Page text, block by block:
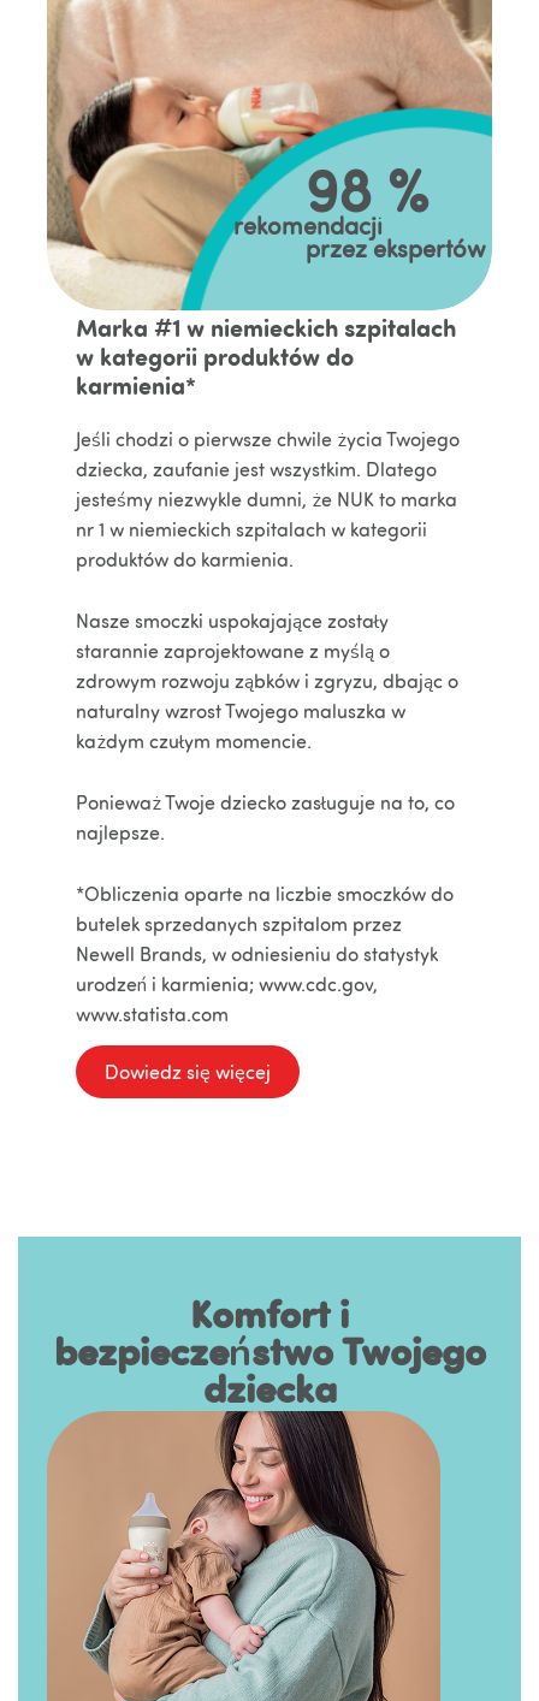
98 %
rekomendacji
przez ekspertów
Marka #1 w niemieckich szpitalach
w kategorii produktów do
karmienia*
Jeśli chodzi o pierwsze chwile życia Twojego
dziecka, zaufanie jest wszystkim. Dlatego
jesteśmy niezwykle dumni, że NUK to marka
nr 1 w niemieckich szpitalach w kategorii
produktów do karmienia.
Nasze smoczki uspokajające zostały
starannie zaprojektowane z myślą o
zdrowym rozwoju ząbków i zgryzu, dbając o
naturalny wzrost Twojego maluszka w
każdym czułym momencie.
Ponieważ Twoje dziecko zasługuje na to, co
najlepsze.
*Obliczenia oparte na liczbie smoczków do
butelek sprzedanych szpitalom przez
Newell Brands, w odniesieniu do statystyk
urodzeń i karmienia; www.cdc.gov,
www.statista.com
Dowiedz się więcej
Komfort i
bezpieczeństwo Twojego
dziecka